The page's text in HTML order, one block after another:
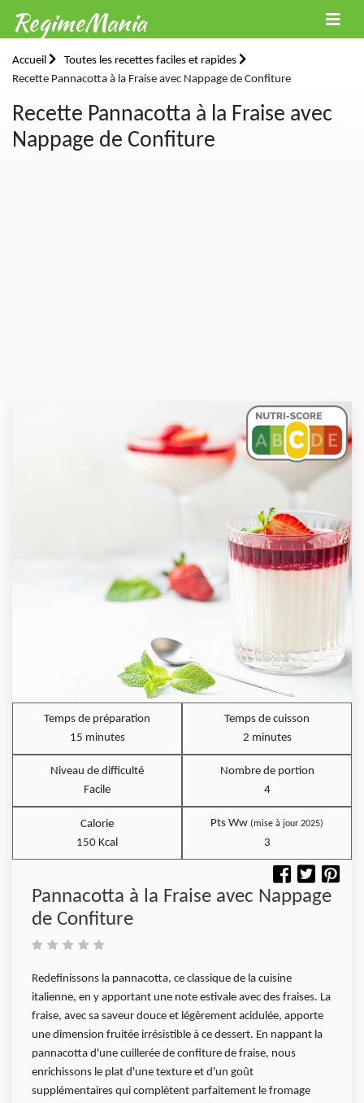
RegimeMania
Accueil
Toutes les recettes faciles et rapides
Recette Pannacotta à la Fraise avec Nappage de Confiture
Recette Pannacotta à la Fraise avec
Nappage de Confiture
Temps de préparation
15 minutes
Temps de cuisson
2 minutes
Niveau de difficulté
Facile
Nombre de portion
4
Calorie
150 Kcal
Pts Ww (mise à jour 2025)
3
Pannacotta à la Fraise avec Nappage
de Confiture
Redefinissons la pannacotta, ce classique de la cuisine
italienne, en y apportant une note estivale avec des fraises. La
fraise, avec sa saveur douce et légèrement acidulée, apporte
une dimension fruitée irrésistible à ce dessert. En nappant la
pannacotta d'une cuillerée de confiture de fraise, nous
enrichissons le plat d'une texture et d'un goût
supplémentaires qui complètent parfaitement le fromage